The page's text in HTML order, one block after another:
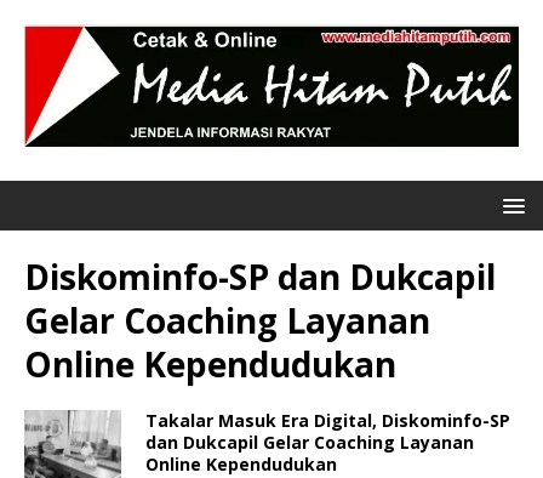
Diskominfo-SP dan Dukcapil
Gelar Coaching Layanan
Online Kependudukan
Takalar Masuk Era Digital, Diskominfo-SP
dan Dukcapil Gelar Coaching Layanan
Online Kependudukan